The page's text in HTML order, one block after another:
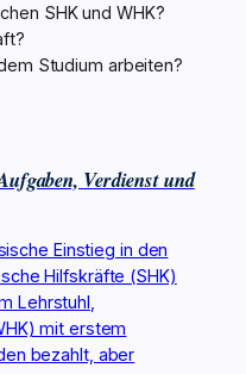
SHK und WHK?
Studium arbeiten?
Verdienst und
Einstieg in den
Hilfskräfte (SHK)
Lehrstuhl,
mit erstem
bezahlt, aber